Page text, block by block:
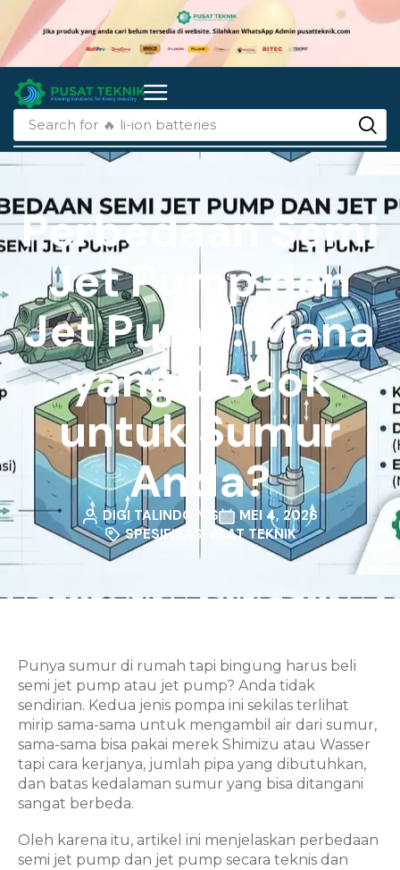
Search for 🔥 charger
Perbedaan Semi
Jet Pump dan
Jet Pump: Mana
yang Cocok
untuk Sumur
Anda?
DIGI TALINDO NIS
MEI 4, 2026
SPESIFIKASI ALAT TEKNIK
Punya sumur di rumah tapi bingung harus beli
semi jet pump atau jet pump? Anda tidak
sendirian. Kedua jenis pompa ini sekilas terlihat
mirip sama-sama untuk mengambil air dari sumur,
sama-sama bisa pakai merek Shimizu atau Wasser
tapi cara kerjanya, jumlah pipa yang dibutuhkan,
dan batas kedalaman sumur yang bisa ditangani
sangat berbeda.
Oleh karena itu, artikel ini menjelaskan perbedaan
semi jet pump dan jet pump secara teknis dan